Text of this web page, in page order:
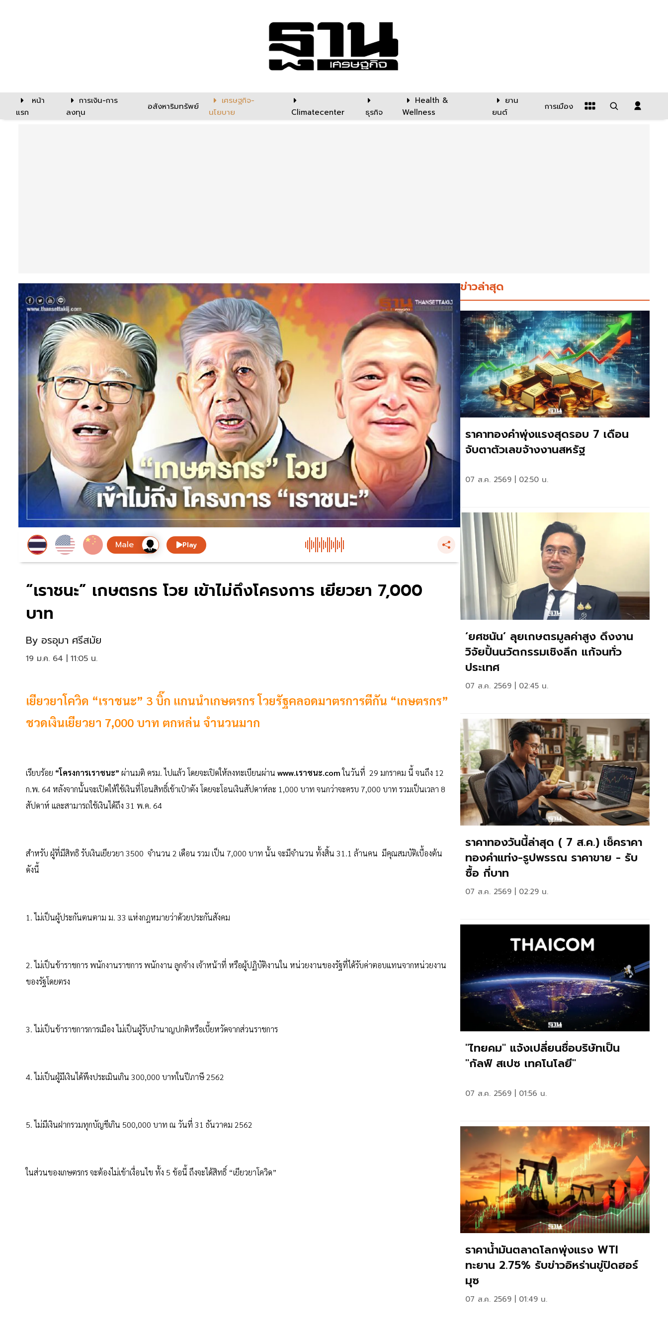
หน้า
แรก
การเงิน-การ
ลงทุน
อสังหาริมทรัพย์
เศรษฐกิจ-
นโยบาย
Climatecenter ธุรกิจ
Health &
Wellness
ยาน
ยนต์
การเมือง
Play
“เราชนะ” เกษตรกร โวย เข้าไม่ถึงโครงการ เยียวยา 7,000
บาท
By อรอุมา ศรีสมัย
19 ม.ค. 64 | 11:05 น.
เยียวยาโควิด “เราชนะ” 3 บิ๊ก แกนนำเกษตรกร โวยรัฐคลอดมาตรการตีกัน “เกษตรกร”
ชวดเงินเยียวยา 7,000 บาท ตกหล่น จำนวนมาก
เรียบร้อย “โครงการเราชนะ” ผ่านมติ ครม. ไปแล้ว โดยจะเปิดให้ลงทะเบียนผ่าน www.เราชนะ.comในวันที่ 29 มกราคม นี้ จนถึง 12
ก.พ. 64 หลังจากนั้นจะเปิดให้ใช้เงินที่โอนสิทธิ์เข้าเป๋าตัง โดยจะโอนเงินสัปดาห์ละ 1,000 บาท จนกว่าจะครบ 7,000 บาท รวมเป็นเวลา 8
สัปดาห์ และสามารถใช้เงินได้ถึง 31 พ.ค. 64
สำหรับ ผู้ที่มีสิทธิ รับเงินเยียวยา 3500 จำนวน 2 เดือน รวม เป็น 7,000 บาท นั้น จะมีจำนวน ทั้งสิ้น 31.1 ล้านคน มีคุณสมบัติเบื้องต้น
ดังนี้
1. ไม่เป็นผู้ประกันตนตาม ม. 33 แห่งกฎหมายว่าด้วยประกันสังคม
2. ไม่เป็นข้าราชการ พนักงานราชการ พนักงาน ลูกจ้าง เจ้าหน้าที่ หรือผู้ปฏิบัติงานใน หน่วยงานของรัฐที่ได้รับค่าตอบแทนจากหน่วยงาน
ของรัฐโดยตรง
3. ไม่เป็นข้าราชการการเมือง ไม่เป็นผู้รับบํานาญปกติหรือเบี้ยหวัดจากส่วนราชการ
4. ไม่เป็นผู้มีเงินได้พึงประเมินเกิน 300,000 บาทในปีภาษี 2562
5. ไม่มีเงินฝากรวมทุกบัญชีเกิน 500,000 บาท ณ วันที่ 31 ธันวาคม 2562
ในส่วนของเกษตรกร จะต้องไม่เข้าเงื่อนไข ทั้ง 5 ข้อนี้ ถึงจะได้สิทธิ์ “เยียวยาโควิด”
ข่าวล่าสุด
ราคาทองคำพุ่งแรงสุดรอบ 7 เดือน
จับตาตัวเลขจ้างงานสหรัฐ
07 ส.ค. 2569 | 02:50 น.
‘ยศชนัน’ ลุยเกษตรมูลค่าสูง ดึงงาน
วิจัยปั้นนวัตกรรมเชิงลึก แก้จนทั่ว
ประเทศ
07 ส.ค. 2569 | 02:45 น.
ราคาทองวันนี้ล่าสุด ( 7 ส.ค.) เช็คราคา
ทองคำแท่ง-รูปพรรณ ราคาขาย - รับ
ซื้อ กี่บาท
07 ส.ค. 2569 | 02:29 น.
"ไทยคม" แจ้งเปลี่ยนชื่อบริษัทเป็น
"กัลฟ์ สเปซ เทคโนโลยี"
07 ส.ค. 2569 | 01:56 น.
ราคาน้ำมันตลาดโลกพุ่งแรง WTI
ทะยาน 2.75% รับข่าวอิหร่านขู่ปิดฮอร์
มุซ
07 ส.ค. 2569 | 01:49 น.